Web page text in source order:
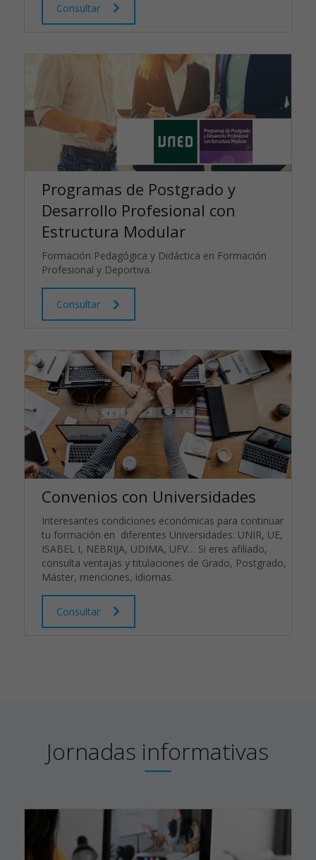
Consultar
Programas de Postgrado y
Desarrollo Profesional con
Estructura Modular
Formación Pedagógica y Didáctica en Formación
Profesional y Deportiva.
Consultar
Convenios con Universidades
Interesantes condiciones económicas para continuar
tu formación en diferentes Universidades: UNIR, UE,
ISABEL I, NEBRIJA, UDIMA, UFV… Si eres afiliado,
consulta ventajas y titulaciones de Grado, Postgrado,
Máster, menciones, idiomas.
Consultar
Jornadas informativas